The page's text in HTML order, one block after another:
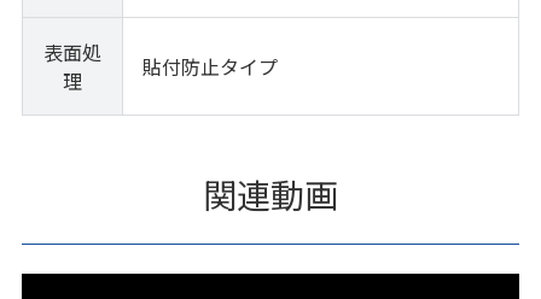
表面処
理
貼付防止タイプ
関連動画